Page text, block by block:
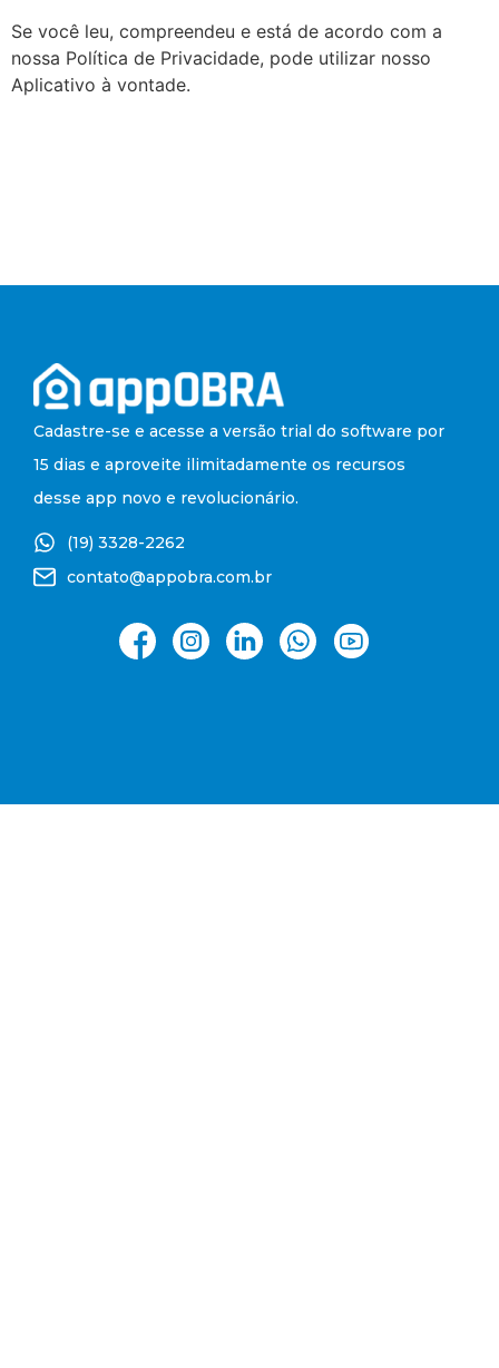
Se você leu, compreendeu e está de acordo com a
nossa Política de Privacidade, pode utilizar nosso
Aplicativo à vontade.
Cadastre-se e acesse a versão trial do software por
15 dias e aproveite ilimitadamente os recursos
desse app novo e revolucionário.
(19) 3328-2262
contato@appobra.com.br